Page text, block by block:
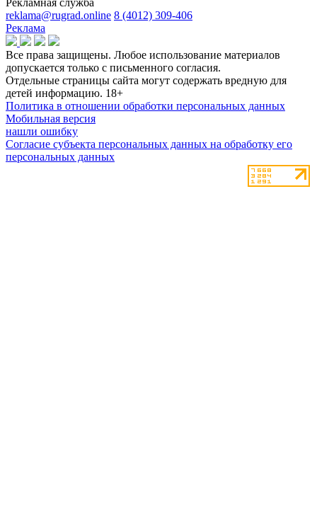
Рекламная служба
reklama@rugrad.online 8 (4012) 309-406
Реклама
Все права защищены. Любое использование материалов
допускается только с письменного согласия.
Отдельные страницы сайта могут содержать вредную для
детей информацию. 18+
Политика в отношении обработки персональных данных
Мобильная версия
нашли ошибку
Согласие субъекта персональных данных на обработку его
персональных данных